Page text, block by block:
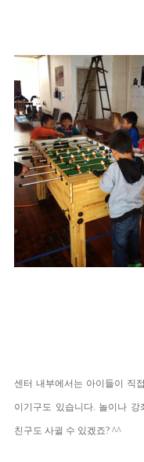
센터 내부에서는 아이들이 직
이기구도 있습니다. 놀이나
친구도 사귈 수 있겠죠? ^^